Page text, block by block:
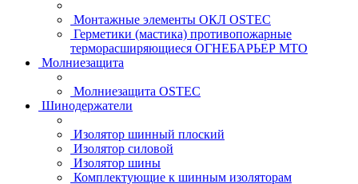
Монтажные элементы ОКЛ OSTEC
Герметики (мастика) противопожарные
терморасширяющиеся ОГНЕБАРЬЕР МТО
Молниезащита
Молниезащита OSTEC
Шинодержатели
Изолятор шинный плоский
Изолятор силовой
Изолятор шины
Комплектующие к шинным изоляторам